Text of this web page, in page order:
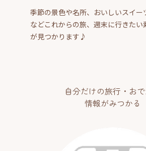
季節の景色や名所、おいしいスイー
などこれからの旅、週末に行きたい
が見つかります♪
自分だけの旅行・お
情報がみつかる